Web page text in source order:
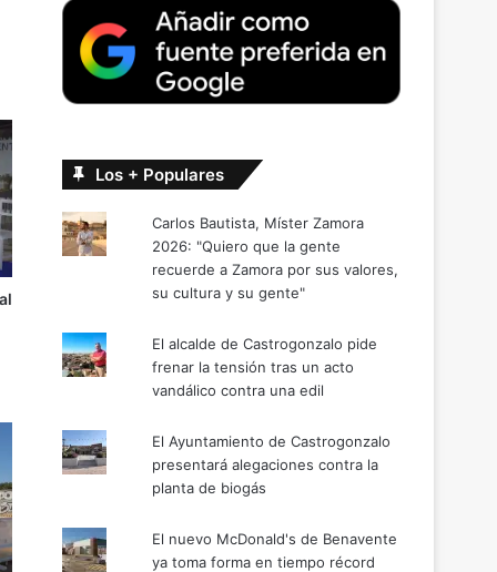
Los + Populares
Carlos Bautista, Míster Zamora
2026: "Quiero que la gente
recuerde a Zamora por sus valores,
su cultura y su gente"
El alcalde de Castrogonzalo pide
frenar la tensión tras un acto
vandálico contra una edil
El Ayuntamiento de Castrogonzalo
presentará alegaciones contra la
planta de biogás
El nuevo McDonald's de Benavente
ya toma forma en tiempo récord